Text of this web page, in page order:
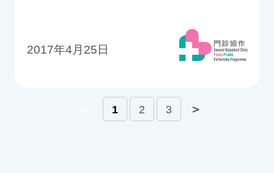
2017年4月25日
1 2 3 ＞